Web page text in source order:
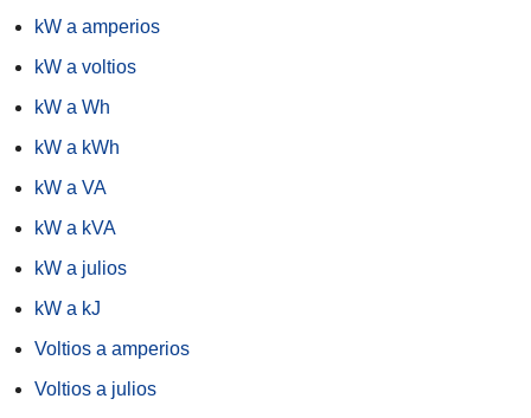
kW a amperios
kW a voltios
kW a Wh
kW a kWh
kW a VA
kW a kVA
kW a julios
kW a kJ
Voltios a amperios
Voltios a julios